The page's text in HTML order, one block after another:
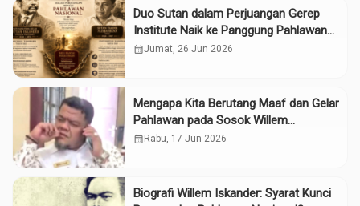
Duo Sutan dalam Perjuangan Gerep
Institute Naik ke Panggung Pahlawan
Nasional
calendar_monthJumat, 26 Jun 2026
Mengapa Kita Berutang Maaf dan Gelar
Pahlawan pada Sosok Willem
Iskander?
calendar_month Rabu, 17 Jun 2026
Biografi Willem Iskander: Syarat Kunci